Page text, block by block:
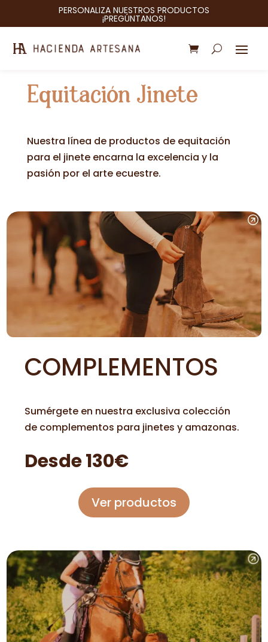
PERSONALIZA NUESTROS PRODUCTOS
¡PREGÚNTANOS!
Equitación Jinete
Nuestra línea de productos de equitación
para el jinete encarna la excelencia y la
pasión por el arte ecuestre.
COMPLEMENTOS
Sumérgete en nuestra exclusiva colección
de complementos para jinetes y amazonas.
Desde 130€
Ver productos